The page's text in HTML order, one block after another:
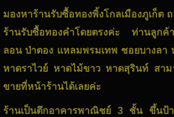
มองหาร้านรับซื้อทองพิ้งโกลเมืองภูเก็ต
ร้านรับซื้อทองคำโดยตรงค่ะ ท่านลูกค้
ลอน ป่าตอง แหลมพรมเทพ ซอยบางลา
หาดราไวย์ หาดไม้ขาว หาดสุรินท์ สาม
ขายที่หน้าร้านได้เลยค่ะ
ร้านเป็นตึกอาคารพาณิชย์ 3 ชั้น ขึ้นป้